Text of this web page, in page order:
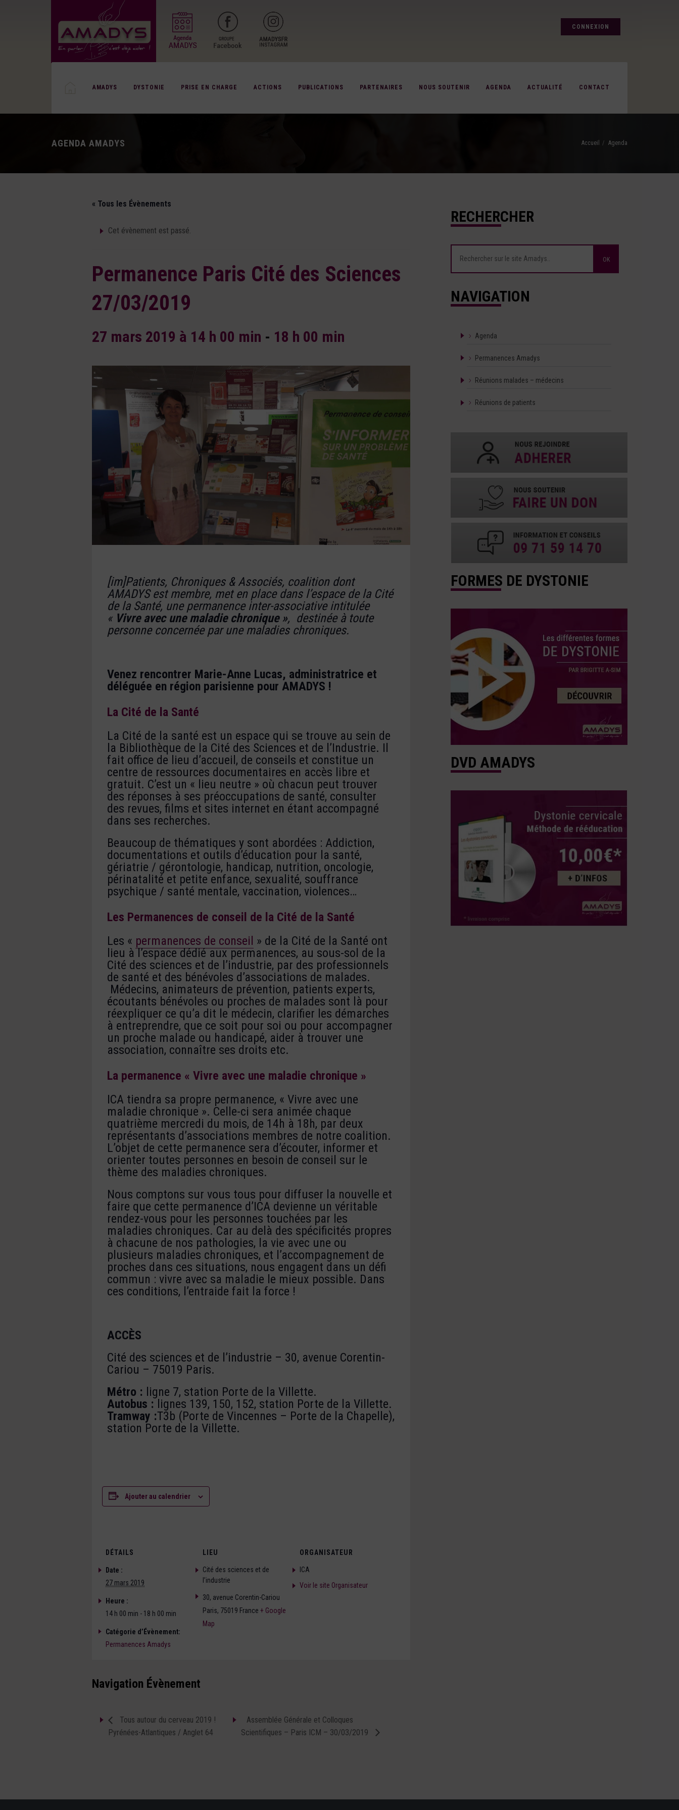
CONNEXION
AMADYS DYSTONIE PRISE EN CHARGE ACTIONS PUBLICATIONS PARTENAIRES NOUS SOUTENIR AGENDA ACTUALITÉ CONTACT
AGENDA AMADYS Accueil Agenda
« Tous les Évènements
Cet évènement est passé.
Permanence Paris Cité des Sciences
27/03/2019
27 mars 2019 à 14 h 00 min - 18 h 00 min
[im]Patients, Chroniques & Associés, coalition dont
AMADYS est membre, met en place dans l’espace de la Cité
de la Santé, une permanence inter-associative intitulée
« Vivre avec une maladie chronique », destinée à toute
personne concernée par une maladies chroniques.
Venez rencontrer Marie-Anne Lucas, administratrice et
déléguée en région parisienne pour AMADYS !
La Cité de la Santé
La Cité de la santé est un espace qui se trouve au sein de
la Bibliothèque de la Cité des Sciences et de l’Industrie. Il
fait office de lieu d’accueil, de conseils et constitue un
centre de ressources documentaires en accès libre et
gratuit. C’est un « lieu neutre » où chacun peut trouver
des réponses à ses préoccupations de santé, consulter
des revues, films et sites internet en étant accompagné
dans ses recherches.
Beaucoup de thématiques y sont abordées : Addiction,
documentations et outils d’éducation pour la santé,
gériatrie / gérontologie, handicap, nutrition, oncologie,
périnatalité et petite enfance, sexualité, souffrance
psychique / santé mentale, vaccination, violences…
Les Permanences de conseil de la Cité de la Santé
Les « permanences de conseil » de la Cité de la Santé ont
lieu à l’espace dédié aux permanences, au sous-sol de la
Cité des sciences et de l’industrie, par des professionnels
de santé et des bénévoles d’associations de malades.
Médecins, animateurs de prévention, patients experts,
écoutants bénévoles ou proches de malades sont là pour
réexpliquer ce qu’a dit le médecin, clarifier les démarches
à entreprendre, que ce soit pour soi ou pour accompagner
un proche malade ou handicapé, aider à trouver une
association, connaître ses droits etc.
La permanence « Vivre avec une maladie chronique »
ICA tiendra sa propre permanence, « Vivre avec une
maladie chronique ». Celle-ci sera animée chaque
quatrième mercredi du mois, de 14h à 18h, par deux
représentants d’associations membres de notre coalition.
L’objet de cette permanence sera d’écouter, informer et
orienter toutes personnes en besoin de conseil sur le
thème des maladies chroniques.
Nous comptons sur vous tous pour diffuser la nouvelle et
faire que cette permanence d’ICA devienne un véritable
rendez-vous pour les personnes touchées par les
maladies chroniques. Car au delà des spécificités propres
à chacune de nos pathologies, la vie avec une ou
plusieurs maladies chroniques, et l’accompagnement de
proches dans ces situations, nous engagent dans un défi
commun : vivre avec sa maladie le mieux possible. Dans
ces conditions, l’entraide fait la force !
ACCÈS
Cité des sciences et de l’industrie – 30, avenue Corentin-
Cariou – 75019 Paris.
Métro : ligne 7, station Porte de la Villette.
Autobus : lignes 139, 150, 152, station Porte de la Villette.
Tramway :T3b (Porte de Vincennes – Porte de la Chapelle),
station Porte de la Villette.
Ajouter au calendrier
DÉTAILS
Date :
27 mars 2019
Heure :
14 h 00 min - 18 h 00 min
Catégorie d’Évènement:
Permanences Amadys
LIEU
Cité des sciences et de
l’industrie
30, avenue Corentin-Cariou
Paris, 75019 France + Google
Map
ORGANISATEUR
ICA
Voir le site Organisateur
Navigation Évènement
Tous autour du cerveau 2019 !
Pyrénées-Atlantiques / Anglet 64
Assemblée Générale et Colloques
Scientifiques – Paris ICM – 30/03/2019
RECHERCHER
NAVIGATION
Agenda
Permanences Amadys
Réunions malades – médecins
Réunions de patients
FORMES DE DYSTONIE
DVD AMADYS